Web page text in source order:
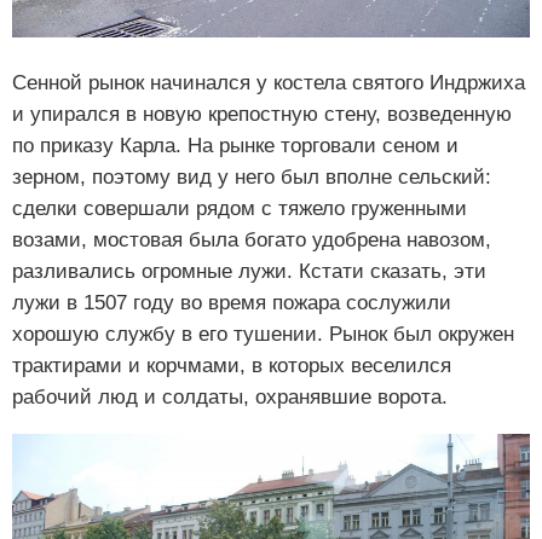
Сенной рынок начинался у костела святого Индржиха
и упирался в новую крепостную стену, возведенную
по приказу Карла. На рынке торговали сеном и
зерном, поэтому вид у него был вполне сельский:
сделки совершали рядом с тяжело груженными
возами, мостовая была богато удобрена навозом,
разливались огромные лужи. Кстати сказать, эти
лужи в 1507 году во время пожара сослужили
хорошую службу в его тушении. Рынок был окружен
трактирами и корчмами, в которых веселился
рабочий люд и солдаты, охранявшие ворота.